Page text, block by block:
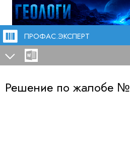
ПРОФАС.ЭКСПЕРТ
Решение по жалобе №